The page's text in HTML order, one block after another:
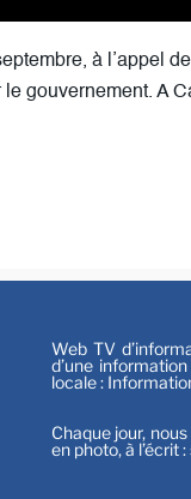
à l’appel
gouvernement. A
Web TV
d’une
locale :
Chaque jour,
en photo, à l’écrit